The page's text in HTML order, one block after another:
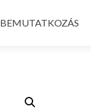
BEMUTATKOZÁS